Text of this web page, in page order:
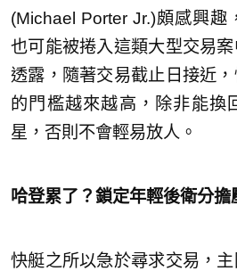
(Michael Porter Jr.)頗感興
也可能被捲入這類大型交易
透露，隨著交易截止日接近
的門檻越來越高，除非能換
星，否則不會輕易放人。
哈登累了？鎖定年輕後衛分擔
快艇之所以急於尋求交易，